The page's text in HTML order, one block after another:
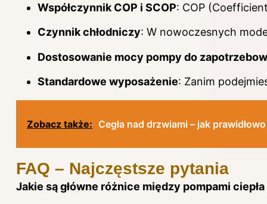
Współczynnik COP i SCOP: COP
Czynnik chłodniczy: W nowoczesnych
Dostosowanie mocy pompy do
Standardowe wyposażenie: Zanim
Zobacz także: Cegła nad drzwiami – jak
FAQ – Najczęstsze pytania
Jakie są główne różnice między pompami